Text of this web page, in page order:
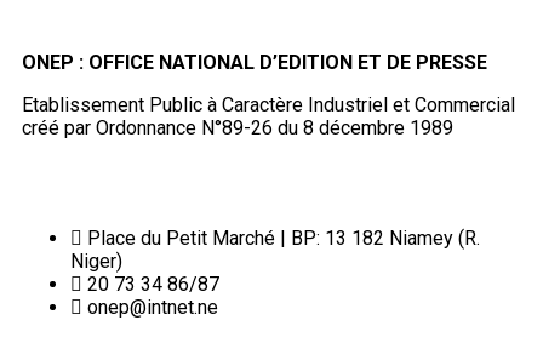
ONEP : OFFICE NATIONAL D’EDITION ET DE PRESSE
Etablissement Public à Caractère Industriel et Commercial
créé par Ordonnance N°89-26 du 8 décembre 1989
Place du Petit Marché | BP: 13 182 Niamey (R.
Niger)
20 73 34 86/87
onep@intnet.ne